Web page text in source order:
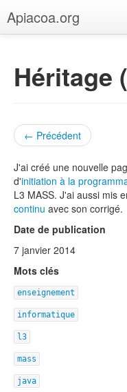
Apiacoa.org
Blog
Enseignement
Héritage
← Précédent
J'ai créé une nouvelle
d'initiation à la
L3 MASS. J'ai aussi mis
continu avec son corrigé.
Date de publication
7 janvier 2014
Mots clés
enseignement
informatique
l3
mass
java